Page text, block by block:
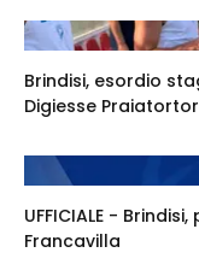
Brindisi, esordio
Digiesse
UFFICIALE -
Francavilla